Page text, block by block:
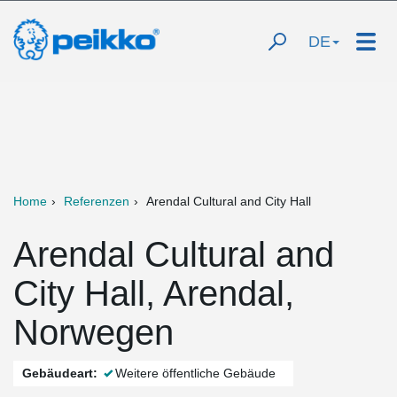
DE
Home Referenzen Arendal Cultural and City Hall
Arendal Cultural and
City Hall, Arendal,
Norwegen
Gebäudeart: Weitere öffentliche Gebäude